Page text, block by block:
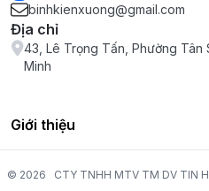
binhkienxuong@gmail.com
Địa chỉ
43, Lê Trọng Tấn, Phường Tân
Minh
Giới thiệu
© 2026 CTY TNHH MTV TM DV TIN